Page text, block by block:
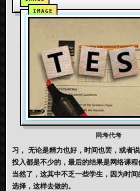
网考代考
习， 无论是精力也好，时间也罢，或者
投入都是不少的，最后的结果是网络课程
当然了，这其中不乏一些学生，因为时
选择，这样去做的。